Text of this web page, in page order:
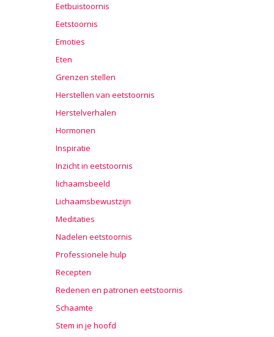
Eetbuistoornis
Eetstoornis
Emoties
Eten
Grenzen stellen
Herstellen van eetstoornis
Herstelverhalen
Hormonen
Inspiratie
Inzicht in eetstoornis
lichaamsbeeld
Lichaamsbewustzijn
Meditaties
Nadelen eetstoornis
Professionele hulp
Recepten
Redenen en patronen eetstoornis
Schaamte
Stem in je hoofd